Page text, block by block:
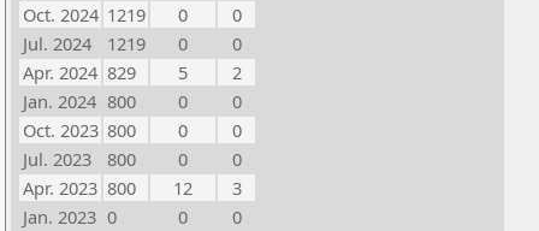
Oct. 2024 1219 0
0
Jul. 2024
1219 0
0
Apr. 2024 829 5
2
Jan. 2024 800 0
0
Oct. 2023 800 0
0
Jul. 2023
800 0
0
Apr. 2023 800 12
3
Jan. 2023 0 0
0